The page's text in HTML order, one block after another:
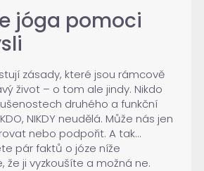
jóga pomoci
zásady, které jsou rámcově
život – o tom ale jindy. Nikdo
druhého a funkční
NIKDY neudělá. Může nás jen
nebo podpořit. A tak…
pár faktů o józe níže
že ji vyzkoušíte a možná ne.